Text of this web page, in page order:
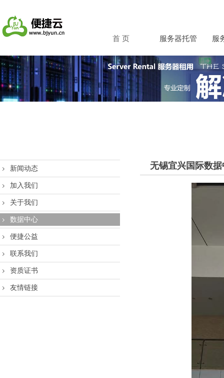
首 页 服务器托管 服
新闻动态
加入我们
关于我们
数据中心
便捷公益
联系我们
资质证书
友情链接
无锡宜兴国际数